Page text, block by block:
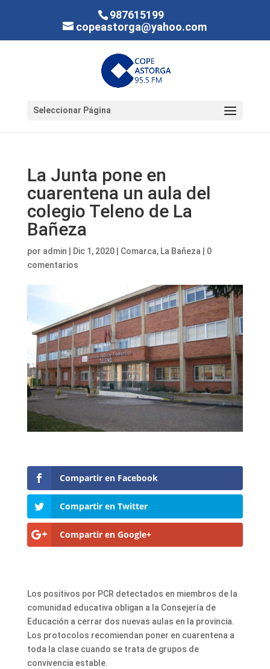
987615199
copeastorga@yahoo.com
Seleccionar Página
La Junta pone en
cuarentena un aula del
colegio Teleno de La
Bañeza
por admin Dic 1, 2020| Comarca, La Bañeza
0
comentarios
Compartir en Facebook
Compartir en Twitter
Compartir en Google+
Los positivos por PCR detectados en miembros de la
comunidad educativa obligan a la Consejería de
Educación a cerrar dos nuevas aulas en la provincia.
Los protocolos recomiendan poner en cuarentena a
toda la clase cuando se trata de grupos de
convivencia estable.